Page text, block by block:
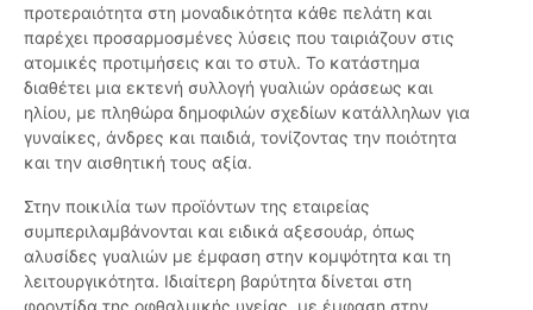
προτεραιότητα στη μοναδικότητα κάθε πελάτη και
παρέχει προσαρμοσμένες λύσεις που ταιριάζουν στις
ατομικές προτιμήσεις και το στυλ. Το κατάστημα
διαθέτει μια εκτενή συλλογή γυαλιών οράσεως και
ηλίου, με πληθώρα δημοφιλών σχεδίων κατάλληλων για
γυναίκες, άνδρες και παιδιά, τονίζοντας την ποιότητα
και την αισθητική τους αξία.
Στην ποικιλία των προϊόντων της εταιρείας
συμπεριλαμβάνονται και ειδικά αξεσουάρ, όπως
αλυσίδες γυαλιών με έμφαση στην κομψότητα και τη
λειτουργικότητα. Ιδιαίτερη βαρύτητα δίνεται στη
φροντίδα της οφθαλμικής υγείας, με έμφαση στην